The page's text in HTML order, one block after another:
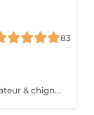
83
Essai + Jour J + Shampoing + Brushing avec fixateur & chignon